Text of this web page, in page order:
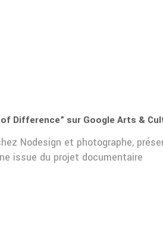
Difference” sur Google Arts &
Nodesign et photographe,
issue du projet documentaire